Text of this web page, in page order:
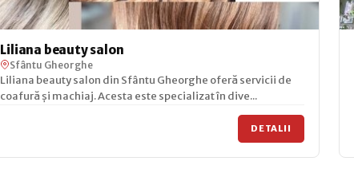
Liliana beauty salon
Sfântu Gheorghe
Liliana beauty salon din Sfântu Gheorghe oferă servicii de
coafură și machiaj. Acesta este specializat în dive...
DETALII